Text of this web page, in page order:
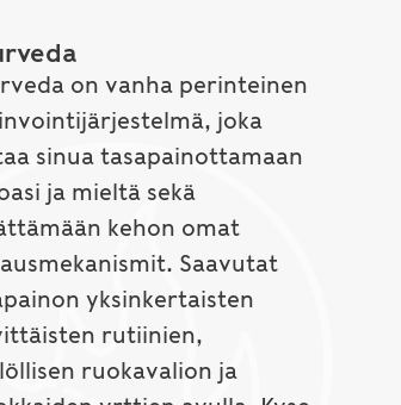
on vanha perinteinen
joka
sinua tasapainottamaan
ja mieltä sekä
kehon omat
Saavutat
yksinkertaisten
rutiinien,
ruokavalion ja